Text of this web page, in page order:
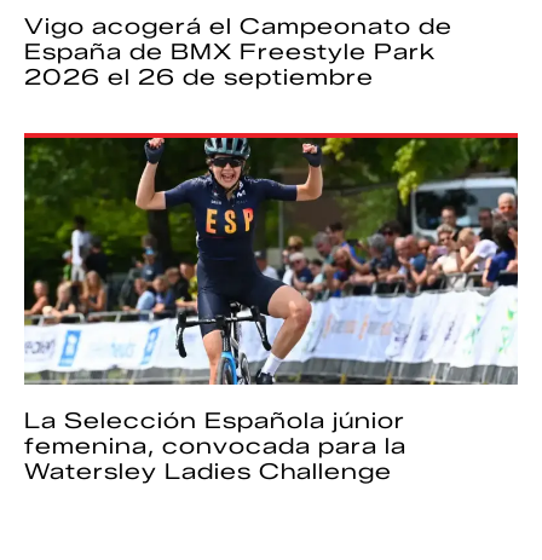
Vigo acogerá el Campeonato de
España de BMX Freestyle Park
2026 el 26 de septiembre
La Selección Española júnior
femenina, convocada para la
Watersley Ladies Challenge